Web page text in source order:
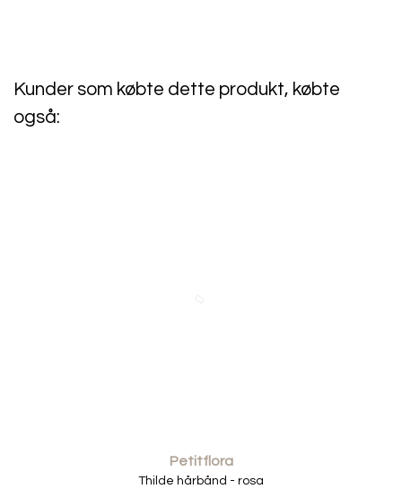
Kunder som købte dette produkt, købte
også:
Petitflora
Thilde hårbånd - rosa